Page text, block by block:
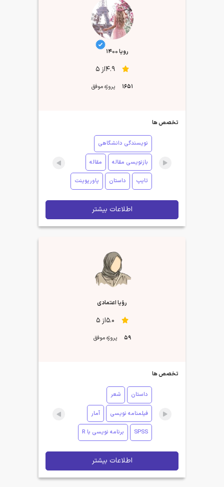
رویا 1400
4.9از 5
1651 پروژه موفق
تخصص ها
نویسندگی دانشگاهی
بازنویسی مقاله مقاله
تایپ داستان پاورپوینت
اطلاعات بیشتر
رؤیا اعتمادی
5.0از 5
59 پروژه موفق
تخصص ها
داستان شعر
فیلمنامه نویسی آمار
SPSS برنامه نویسی با R
اطلاعات بیشتر